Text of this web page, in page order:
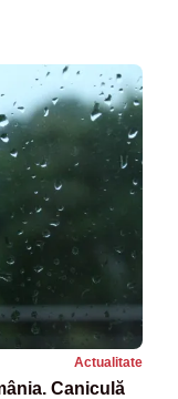
Actualitate
Caniculă